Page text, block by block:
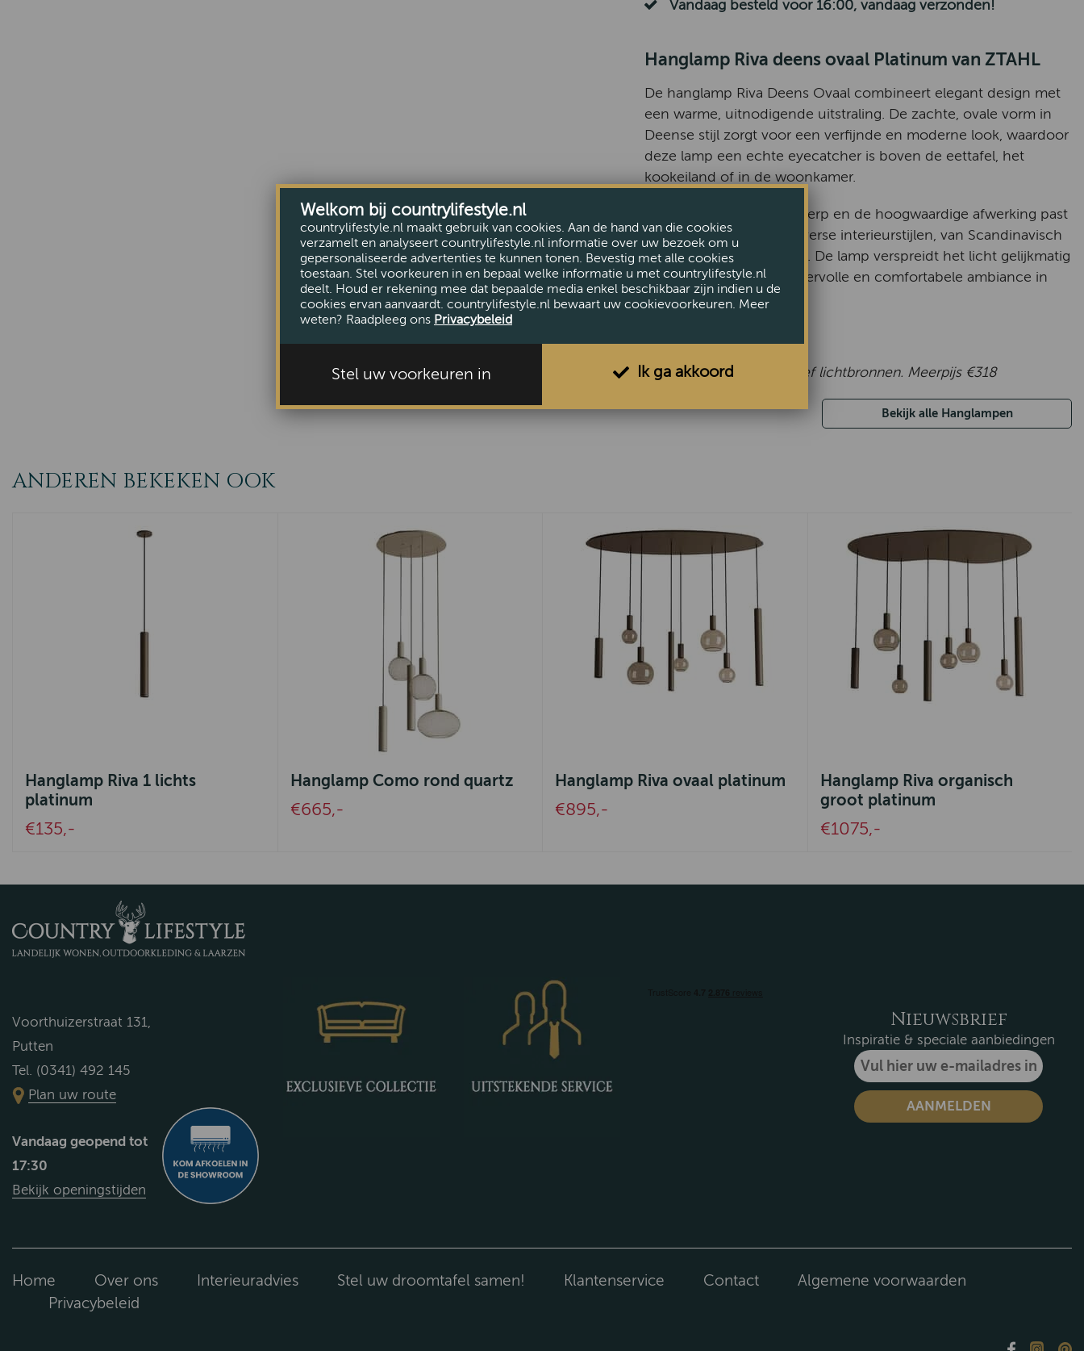
Vandaag besteld voor 16:00, vandaag verzonden!
Hanglamp Riva deens ovaal Platinum van ZTAHL
De hanglamp Riva Deens Ovaal combineert elegant design met
een warme, uitnodigende uitstraling. De zachte, ovale vorm in
Deense stijl zorgt voor een verfijnde en moderne look, waardoor
deze lamp een echte eyecatcher is boven de eettafel, het
kookeiland of in de woonkamer.
Dankzij het tijdloze ontwerp en de hoogwaardige afwerking past
de Riva moeiteloos in diverse interieurstijlen, van Scandinavisch
en modern tot eigentijds. De lamp verspreidt het licht gelijkmatig
en draagt bij aan een sfeervolle en comfortabele ambiance in
elke ruimte.
Let op: de prijs is exclusief lichtbronnen. Meerpijs €318
Bekijk alle Hanglampen
ANDEREN BEKEKEN OOK
Hanglamp Riva 1 lichts
platinum
€135,-
Hanglamp Como rond quartz
€665,-
Hanglamp Riva ovaal platinum
€895,-
Hanglamp Riva organisch
groot platinum
€1075,-
Voorthuizerstraat 131,
Putten
Tel. (0341) 492 145
Plan uw route
Vandaag geopend tot
17:30
Bekijk openingstijden
Nieuwsbrief
Inspiratie & speciale aanbiedingen
Home Over ons Interieuradvies Stel uw droomtafel samen! Klantenservice Contact
Algemene voorwaarden
Privacybeleid
Welkom bij countrylifestyle.nl
countrylifestyle.nl maakt gebruik van cookies. Aan de hand van die cookies
verzamelt en analyseert countrylifestyle.nl informatie over uw bezoek om u
gepersonaliseerde advertenties te kunnen tonen. Bevestig met alle cookies
toestaan. Stel voorkeuren in en bepaal welke informatie u met countrylifestyle.nl
deelt. Houd er rekening mee dat bepaalde media enkel beschikbaar zijn indien u de
cookies ervan aanvaardt. countrylifestyle.nl bewaart uw cookievoorkeuren. Meer
weten? Raadpleeg ons Privacybeleid
Stel uw voorkeuren in Ik ga akkoord